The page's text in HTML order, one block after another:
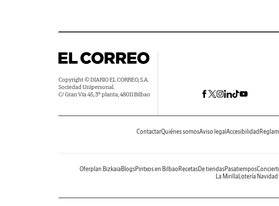
Copyright © DIARIO EL CORREO, S.A.
Sociedad Unipersonal.
C/ Gran Vía 45, 3ª planta, 48011 Bilbao
ContactarQuiénes somosAviso legal Accesibilidad
Oferplan Bizkaia BlogsPintxos en Bilbao RecetasDe tiendasPasatiempos
La Mirilla Lotería Navidad